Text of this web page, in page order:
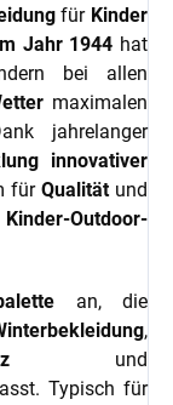
für Kinder
Jahr 1944 hat
bei allen
maximalen
jahrelanger
innovativer
für Qualitätund
Kinder-Outdoor-
an, die
,
und
Typisch für